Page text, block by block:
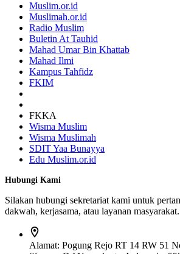
Muslim.or.id
Muslimah.or.id
Radio Muslim
Buletin At Tauhid
Mahad Umar Bin Khattab
Mahad Ilmi
Kampus Tahfidz
FKIM
FKKA
Wisma Muslim
Wisma Muslimah
SDIT Yaa Bunayya
Edu Muslim.or.id
Hubungi Kami
Silakan hubungi sekretariat kami untuk
dakwah, kerjasama, atau layanan masyarakat.
Alamat: Pogung Rejo RT 14 RW 51